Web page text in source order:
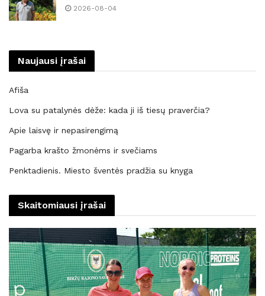
2026-08-04
Naujausi įrašai
Afiša
Lova su patalynės dėže: kada ji iš tiesų praverčia?
Apie laisvę ir nepasirengimą
Pagarba krašto žmonėms ir svečiams
Penktadienis. Miesto šventės pradžia su knyga
Skaitomiausi įrašai